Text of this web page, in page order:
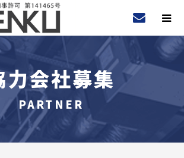
力会社募集
PARTNER